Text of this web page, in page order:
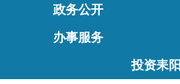
政务公开
办事服务
投资耒阳